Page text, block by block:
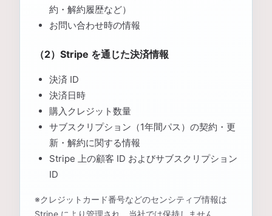
約・解約履歴など）
お問い合わせ時の情報
（2）Stripe を通じた決済情報
決済 ID
決済日時
購入クレジット数量
サブスクリプション（1年間パス）の契約・更
新・解約に関する情報
Stripe 上の顧客 ID およびサブスクリプション
ID
※クレジットカード番号などのセンシティブ情報は
Stripe により管理され、当社では保持しません。